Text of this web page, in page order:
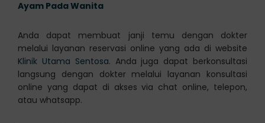
Ayam Pada Wanita
Anda dapat membuat janji temu dengan dokter
melalui layanan reservasi online yang ada di website
Klinik Utama Sentosa. Anda juga dapat berkonsultasi
langsung dengan dokter melalui layanan konsultasi
online yang dapat di akses via chat online, telepon,
atau whatsapp.